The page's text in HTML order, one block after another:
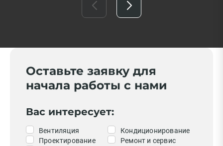
Оставьте заявку для
начала работы с нами
Вас интересует:
Вентиляция
Кондиционирование
Проектирование
Ремонт и сервис